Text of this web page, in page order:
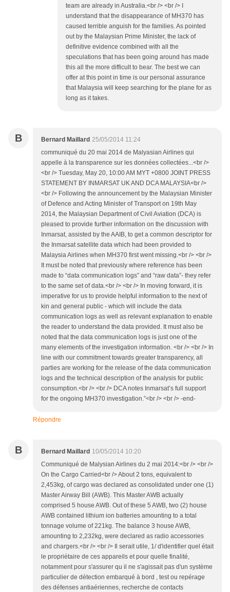
team are already in Australia.<br /> <br /> I
understand that the disappearance of MH370 has
caused terrible anguish for the families. As pointed
out by the Malaysian Prime Minister, the lack of
definitive evidence combined with all the
speculations that has been going around has made
this all the more difficult to bear. The best we can
offer at this point in time is our personal assurance
that Malaysia will keep searching for the plane for as
long as it takes.
B Bernard Maillard 25/05/2014 11:24
communiqué du 20 mai 2014 de Malyasian Airlines qui
appelle à la transparence sur les données collectées...<br />
<br /> Tuesday, May 20, 10:00 AM MYT +0800 JOINT PRESS
STATEMENT BY INMARSAT UK AND DCA MALAYSIA<br />
<br /> Following the announcement by the Malaysian Minister
of Defence and Acting Minister of Transport on 19th May
2014, the Malaysian Department of Civil Aviation (DCA) is
pleased to provide further information on the discussion with
Inmarsat, assisted by the AAIB, to get a common descriptor for
the Inmarsat satellite data which had been provided to
Malaysia Airlines when MH370 first went missing.<br /> <br />
It must be noted that previously where reference has been
made to “data communication logs” and “raw data”- they refer
to the same set of data.<br /> <br /> In moving forward, it is
imperative for us to provide helpful information to the next of
kin and general public - which will include the data
communication logs as well as relevant explanation to enable
the reader to understand the data provided. It must also be
noted that the data communication logs is just one of the
many elements of the investigation information. <br /> <br /> In
line with our commitment towards greater transparency, all
parties are working for the release of the data communication
logs and the technical description of the analysis for public
consumption.<br /> <br /> DCA notes Inmarsat’s full support
for the ongoing MH370 investigation.”<br /> <br /> -end-
Répondre
B Bernard Maillard 10/05/2014 10:20
Communiqué de Malysian Airlines du 2 mai 2014:<br /> <br />
On the Cargo Carried<br /> About 2 tons, equivalent to
2,453kg, of cargo was declared as consolidated under one (1)
Master Airway Bill (AWB). This Master AWB actually
comprised 5 house AWB. Out of these 5 AWB, two (2) house
AWB contained lithium ion batteries amounting to a total
tonnage volume of 221kg. The balance 3 house AWB,
amounting to 2,232kg, were declared as radio accessories
and chargers.<br /> <br /> Il serait utile, 1/ d'identifier quel était
le propriétaire de ces appareils et pour quelle finalité,
notamment pour s'assurer qu il ne s'agissait pas d'un système
particulier de détection embarqué à bord , test ou repérage
des défenses antiaériennes, recherche de contacts